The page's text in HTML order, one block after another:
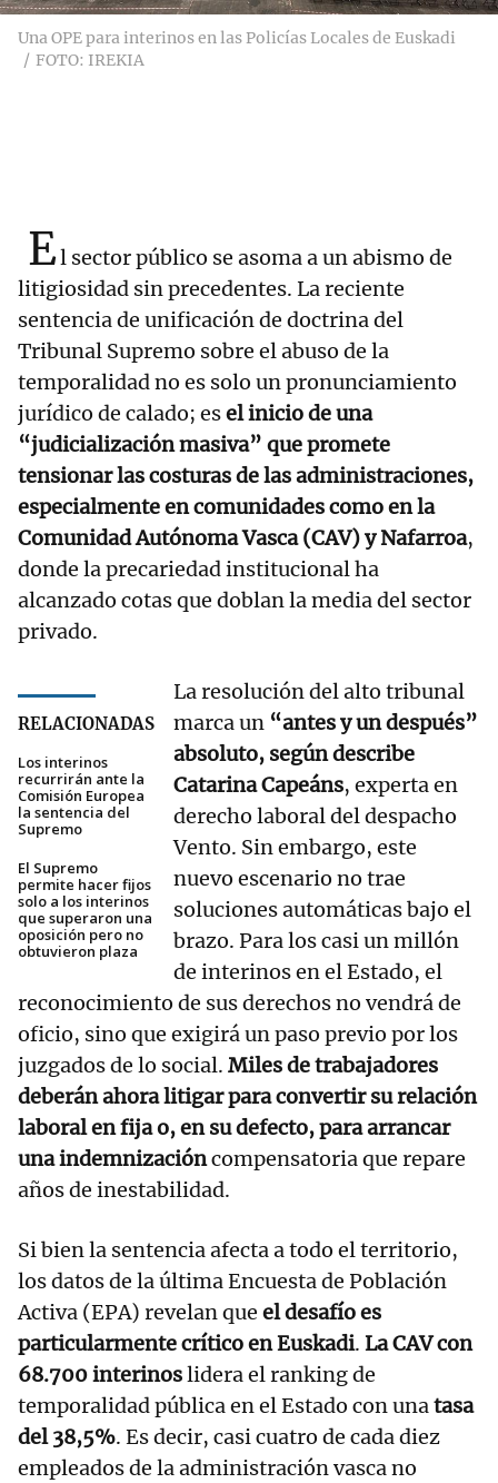
Una OPE para interinos en las Policías Locales de Euskadi
FOTO: IREKIA
El sector público se asoma a un abismo de
litigiosidad sin precedentes. La reciente
sentencia de unificación de doctrina del
Tribunal Supremo sobre el abuso de la
temporalidad no es solo un pronunciamiento
jurídico de calado; esel inicio de una
“judicialización masiva” que promete
tensionar las costuras de las administraciones,
especialmente en comunidades como en la
Comunidad Autónoma Vasca (CAV) y Nafarroa,
donde la precariedad institucional ha
alcanzado cotas que doblan la media del sector
privado.
RELACIONADAS
Los interinos
recurrirán ante la
Comisión Europea
la sentencia del
Supremo
El Supremo
permite hacer fijos
solo a los interinos
que superaron una
oposición pero no
obtuvieron plaza
La resolución del alto tribunal
marca un “antes y un después”
absoluto, según describe
Catarina Capeáns, experta en
derecho laboral del despacho
Vento. Sin embargo, este
nuevo escenario no trae
soluciones automáticas bajo el
brazo. Para los casi un millón
de interinos en el Estado, el
reconocimiento de sus derechos no vendrá de
oficio, sino que exigirá un paso previo por los
juzgados de lo social. Miles de trabajadores
deberán ahora litigar para convertir su relación
laboral en fija o, en su defecto, para arrancar
una indemnizacióncompensatoria que repare
años de inestabilidad.
Si bien la sentencia afecta a todo el territorio,
los datos de la última Encuesta de Población
Activa (EPA) revelan que el desafío es
particularmente crítico en Euskadi. La CAV con
68.700 interinoslidera el ranking de
temporalidad pública en el Estado con unatasa
del 38,5%. Es decir, casi cuatro de cada diez
empleados de la administración vasca no